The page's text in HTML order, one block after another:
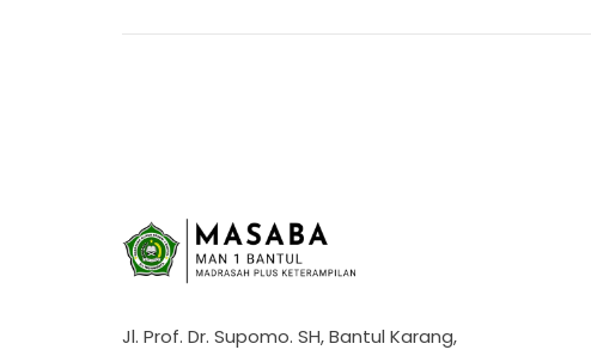
Jl. Prof. Dr. Supomo. SH, Bantul Karang,